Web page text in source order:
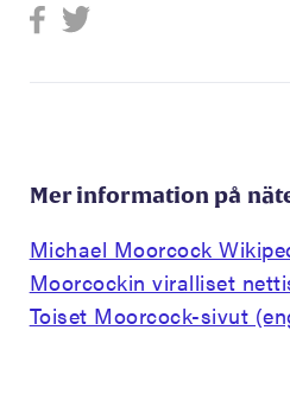
Mer information på
Michael Moorcock
Moorcockin viralliset
Toiset Moorcock-sivut